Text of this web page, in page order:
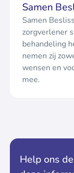
Samen
Samen
zorgverlener
behandeling
nemen zij
wensen en
mee.
Help ons